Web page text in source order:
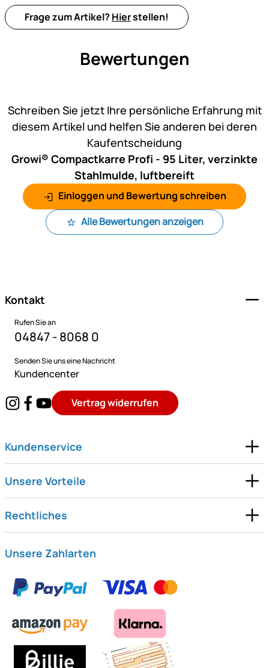
Frage zum Artikel? Hierstellen!
Bewertungen
Schreiben Sie jetzt Ihre persönliche Erfahrung mit
diesem Artikel und helfen Sie anderen bei deren
Kaufentscheidung
Growi® Compactkarre Profi - 95 Liter, verzinkte
Stahlmulde, luftbereift
Einloggen und Bewertung schreiben
Alle Bewertungen anzeigen
Kontakt
Rufen Sie an
04847 - 8068 0
Senden Sie uns eine Nachricht
Kundencenter
Vertrag widerrufen
Kundenservice
Unsere Vorteile
Rechtliches
Unsere Zahlarten